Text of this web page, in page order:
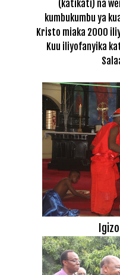
(katikati) na
kumbukumbu ya
Kristo miaka 2000
Kuu iliyofanyika